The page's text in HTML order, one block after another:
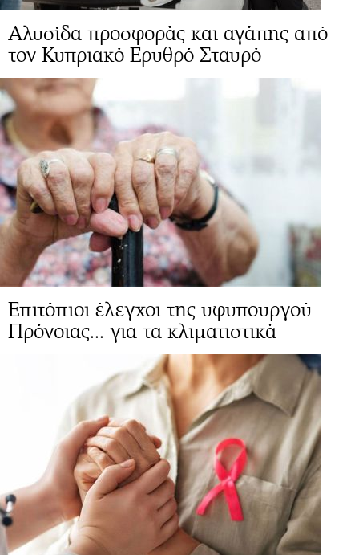
Αλυσίδα προσφοράς και αγάπης από
τον Κυπριακό Ερυθρό Σταυρό
Επιτόπιοι έλεγχοι της υφυπουργού
Πρόνοιας... για τα κλιματιστικά